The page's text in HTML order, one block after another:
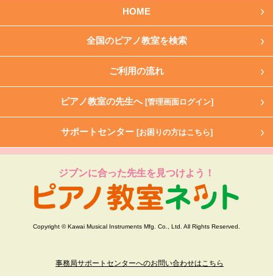
HOME
全国のピアノ教室を検索
ご利用の流れ
ピアノ教室の先生へ [管理画面ログイン]
サポートセンター [お困りの方はこちら]
ジブンに合った先生を見つけよう！
Copyright © Kawai Musical Instruments Mfg. Co., Ltd. All Rights Reserved.
事務局サポートセンターへのお問い合わせはこちら